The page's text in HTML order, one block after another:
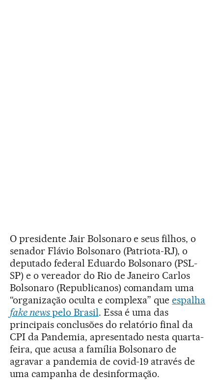
O presidente Jair Bolsonaro e seus filhos, o
senador Flávio Bolsonaro (Patriota-RJ), o
deputado federal Eduardo Bolsonaro (PSL-
SP) e o vereador do Rio de Janeiro Carlos
Bolsonaro (Republicanos) comandam uma
“organização oculta e complexa” queespalha
fake newspelo Brasil. Essa é uma das
principais conclusões do relatório final da
CPI da Pandemia, apresentado nesta quarta-
feira, que acusa a família Bolsonaro de
agravar a pandemia de covid-19 através de
uma campanha de desinformação.